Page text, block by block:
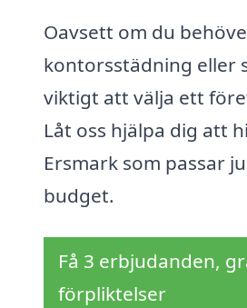
Oavsett om du
kontorsstädning eller
viktigt att välja ett
Låt oss hjälpa dig att
Ersmark som passar
budget.
Få 3 erbjudanden,
förpliktelser